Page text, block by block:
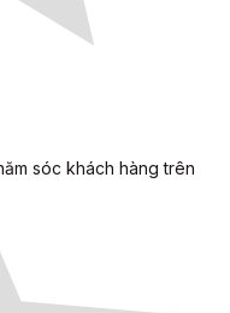
sóc khách hàng trên